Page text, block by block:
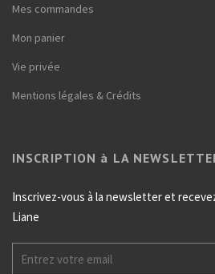
Mes commandes
Mon panier
Vie privée
Mentions légales & Crédits
INSCRIPTION à LA
Inscrivez-vous à la newsletter et
Liane